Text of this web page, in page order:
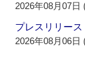
2026年08月07日
プレスリリー
2026年08月06日